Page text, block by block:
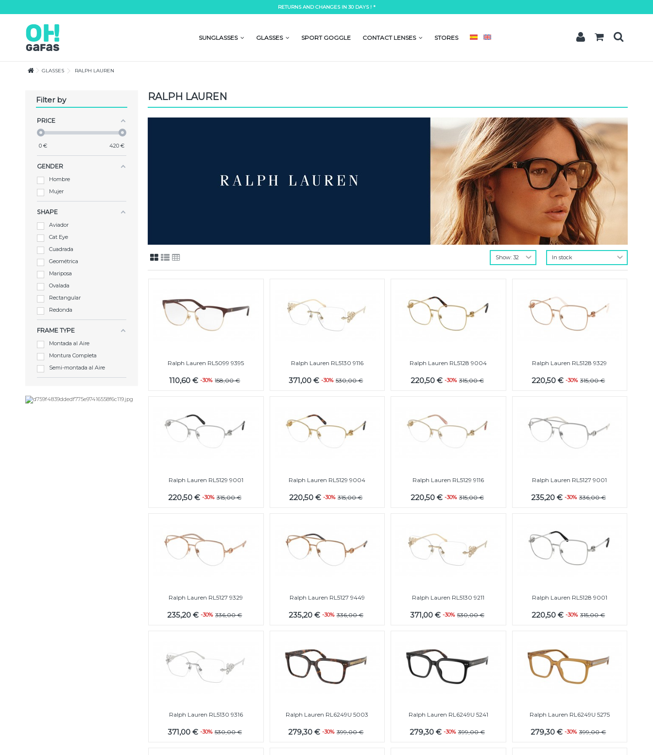
Lorem ipsum dolor sit amet, consectetur adipisicing elit, sed do eiusmod tempor incididunt ut labore et dolore
magna aliqua. Ut enim ad minim veniam, quis nostrud exercitation ullamco laboris nisi ut aliquip ex ea commodo
consequat.
Lorem ipsum dolor sit amet
magna aliqua. Ut enim ad minim veniam, quis nostrud exercitation ullamco laboris nisi ut aliquip ex ea commodo
RETURNS AND CHANGES IN 30 DAYS ! *
SUNGLASSES GLASSES SPORT GOGGLE CONTACT LENSES STORES
GLASSES RALPH LAUREN
Filter by
PRICE
0 € 420 €
GENDER
Hombre
Mujer
SHAPE
Aviador
Cat Eye
Cuadrada
Geométrica
Mariposa
Ovalada
Rectangular
Redonda
FRAME TYPE
Montada al Aire
Montura Completa
Semi-montada al Aire
RALPH LAUREN
Ralph Lauren RL5099 9395
110,60 €-30% 158,00 €
Ralph Lauren RL5130 9116
371,00 €-30% 530,00 €
Ralph Lauren RL5128 9004
220,50 € -30% 315,00 €
Ralph Lauren RL5128 9329
220,50 €-30% 315,00 €
Ralph Lauren RL5129 9001
220,50 € -30% 315,00 €
Ralph Lauren RL5129 9004
220,50 €-30% 315,00 €
Ralph Lauren RL5129 9116
220,50 € -30% 315,00 €
Ralph Lauren RL5127 9001
235,20 € -30% 336,00 €
Ralph Lauren RL5127 9329
235,20 €-30% 336,00 €
Ralph Lauren RL5127 9449
235,20 € -30% 336,00 €
Ralph Lauren RL5130 9211
371,00 € -30% 530,00 €
Ralph Lauren RL5128 9001
220,50 €-30% 315,00 €
Ralph Lauren RL5130 9316
371,00 € -30% 530,00 €
Ralph Lauren RL6249U 5003
279,30 €-30% 399,00 €
Ralph Lauren RL6249U 5241
279,30 € -30% 399,00 €
Ralph Lauren RL6249U 5275
279,30 €-30% 399,00 €